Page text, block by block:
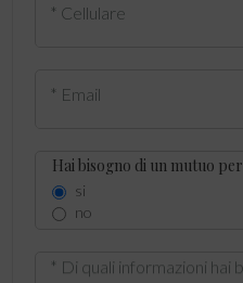
* Cellulare
* Email
Hai bisogno di un mutuo
si
no
* Di quali informazioni hai